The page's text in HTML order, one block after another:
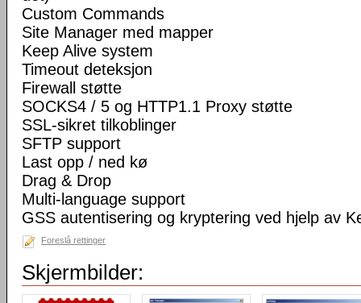
Custom Commands
Site Manager med mapper
Keep Alive system
Timeout deteksjon
Firewall støtte
SOCKS4 / 5 og HTTP1.1 Proxy støtte
SSL-sikret tilkoblinger
SFTP support
Last opp / ned kø
Drag & Drop
Multi-language support
GSS autentisering og kryptering ved hjelp av
Foreslå rettinger
Skjermbilder: